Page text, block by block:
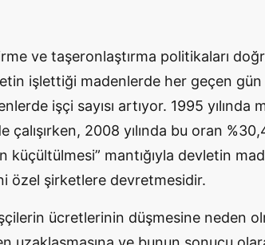
ve taşeronlaştırma politikaları
işlettiği madenlerde her geçen gün
işçi sayısı artıyor. 1995 yılında
çalışırken, 2008 yılında bu oran
küçültülmesi” mantığıyla devletin
özel şirketlere devretmesidir.
ücretlerinin düşmesine neden